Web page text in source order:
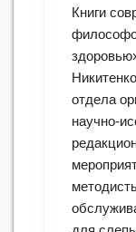
Книги
отдела
научно-